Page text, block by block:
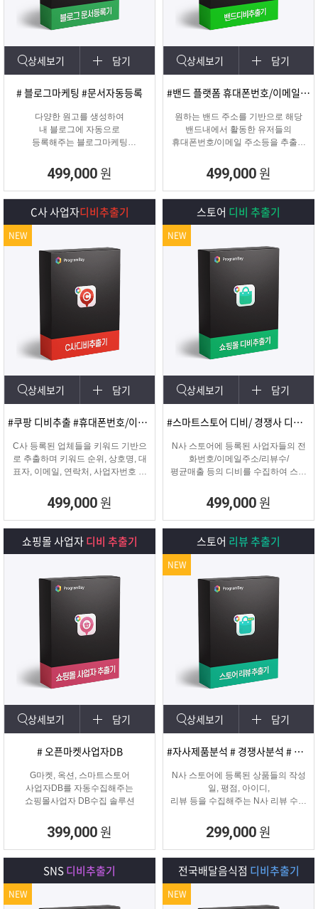
상세보기 담기
# 블로그마케팅 #문서자동등록
다양한 원고를 생성하여
내 블로그에 자동으로
등록해주는 블로그마케팅
499,000 원
상세보기 담기
#밴드 플랫폼 휴대폰번호/이메일 추출
원하는 밴드 주소를 기반으로 해당
밴드내에서 활동한 유저들의
휴대폰번호/이메일 주소등을 추출해
499,000 원
C사 사업자디비추출기
상세보기 담기
#쿠팡 디비추출 #휴대폰번호/이메일
C사 등록된 업체들을 키워드 기반으
로 추출하며 키워드 순위, 상호명, 대
표자, 이메일, 연락처, 사업자번호 등
추출해주는 프로그램
499,000 원
NEW
스토어 디비 추출기
상세보기 담기
#스마트스토어 디비/ 경쟁사 디비 분석
N사 스토어에 등록된 사업자들의 전
화번호/이메일주소/리뷰수/
평균매출 등의 디비를 수집하여 스토
경쟁사 분석에 탁월한 프로그램입니
다.
499,000 원
NEW
쇼핑몰 사업자디비 추출기
상세보기 담기
# 오픈마켓사업자DB
G마켓, 옥션, 스마트스토어
사업자DB를 자동수집해주는
쇼핑몰사업자 DB수집 솔루션
399,000 원
스토어 리뷰 추출기
상세보기 담기
#자사제품분석 # 경쟁사분석 # 마케팅 및 광고
N사 스토어에 등록된 상품들의 작성
일, 평점, 아이디,
리뷰 등을 수집해주는 N사 리뷰 수집
299,000 원
NEW
SNS디비추출기
NEW
전국배달음식점 디비추출기
NEW